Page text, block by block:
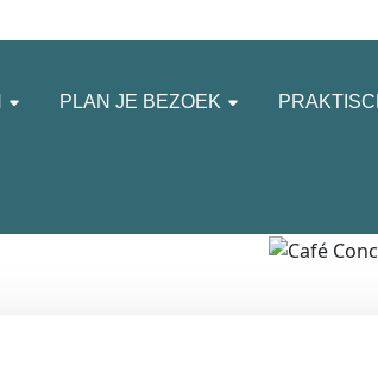
PLAN JE BEZOEK